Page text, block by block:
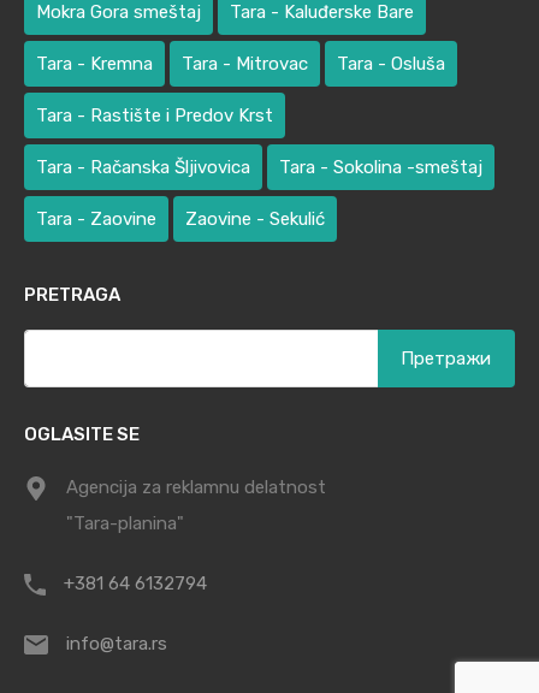
Mokra Gora smeštaj Tara - Kaluđerske Bare
Tara - Kremna Tara - Mitrovac Tara - Osluša
Tara - Rastište i Predov Krst
Tara - Račanska Šljivovica Tara - Sokolina -smeštaj
Tara - Zaovine Zaovine - Sekulić
PRETRAGA
OGLASITE SE
Agencija za reklamnu delatnost
"Tara-planina"
+381 64 6132794
info@tara.rs